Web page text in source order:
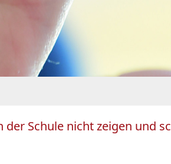
Schule nicht zeigen und